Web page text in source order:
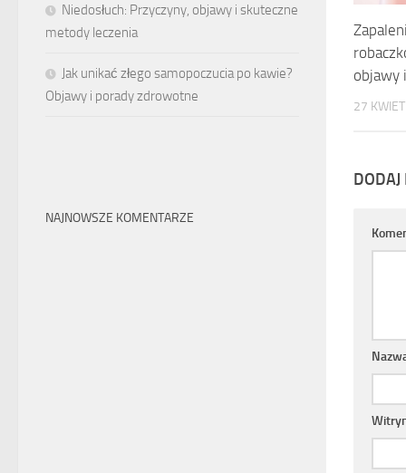
objawy
27
Niedosłuch: Przyczyny, objawy i skuteczne
metody leczenia
Jak unikać złego samopoczucia po kawie?
Objawy i porady zdrowotne
NAJNOWSZE KOMENTARZE